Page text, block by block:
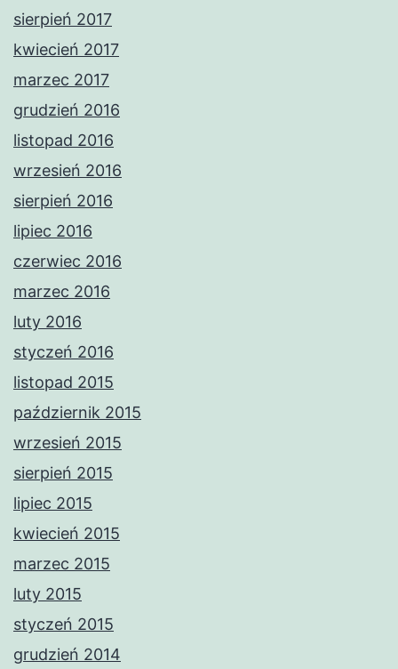
sierpień 2017
kwiecień 2017
marzec 2017
grudzień 2016
listopad 2016
wrzesień 2016
sierpień 2016
lipiec 2016
czerwiec 2016
marzec 2016
luty 2016
styczeń 2016
listopad 2015
październik 2015
wrzesień 2015
sierpień 2015
lipiec 2015
kwiecień 2015
marzec 2015
luty 2015
styczeń 2015
grudzień 2014